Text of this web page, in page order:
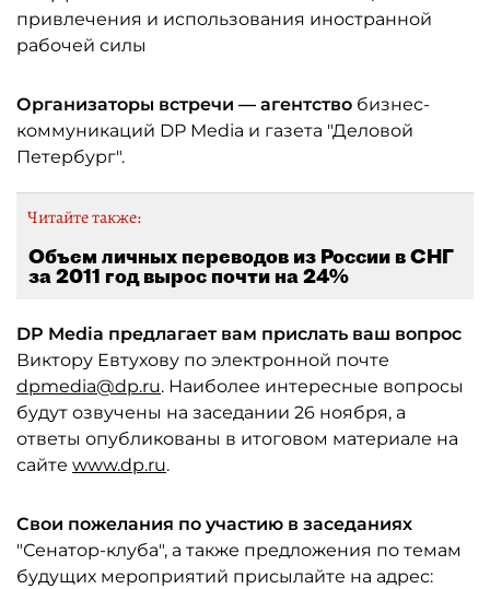
привлечения и использования иностранной
рабочей силы
Организаторы встречи — агентство бизнес-
коммуникаций DP Media и газета "Деловой
Петербург".
Читайте также:
Объем личных переводов из России в СНГ
за 2011 год вырос почти на 24%
DP Media предлагает вам прислать ваш вопрос
Виктору Евтухову по электронной почте
dpmedia@dp.ru. Наиболее интересные вопросы
будут озвучены на заседании 26 ноября, а
ответы опубликованы в итоговом материале на
сайте www.dp.ru.
Свои пожелания по участию в заседаниях
"Сенатор-клуба", а также предложения по темам
будущих мероприятий присылайте на адрес: